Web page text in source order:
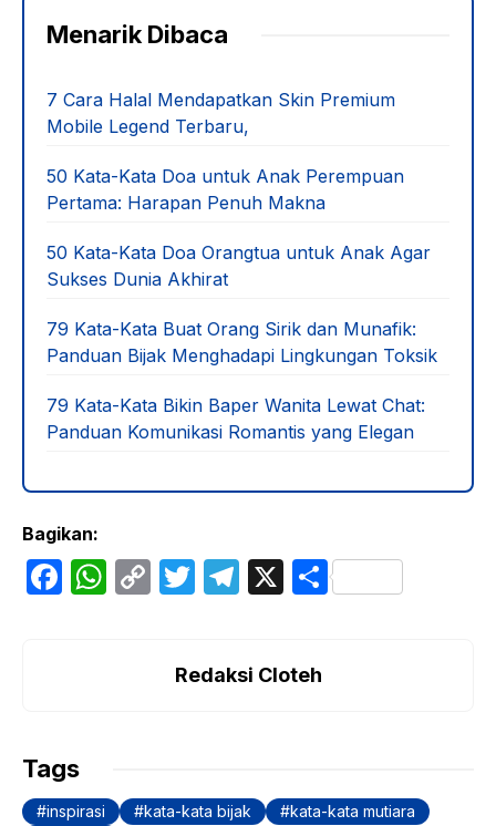
Menarik Dibaca
7 Cara Halal Mendapatkan Skin Premium
Mobile Legend Terbaru,
50 Kata-Kata Doa untuk Anak Perempuan
Pertama: Harapan Penuh Makna
50 Kata-Kata Doa Orangtua untuk Anak Agar
Sukses Dunia Akhirat
79 Kata-Kata Buat Orang Sirik dan Munafik:
Panduan Bijak Menghadapi Lingkungan Toksik
79 Kata-Kata Bikin Baper Wanita Lewat Chat:
Panduan Komunikasi Romantis yang Elegan
Bagikan:
F
o
o
W
p
C
k
T
er
T
gr
X S
Redaksi Cloteh
Tags
inspirasi kata-kata bijak kata-kata mutiara